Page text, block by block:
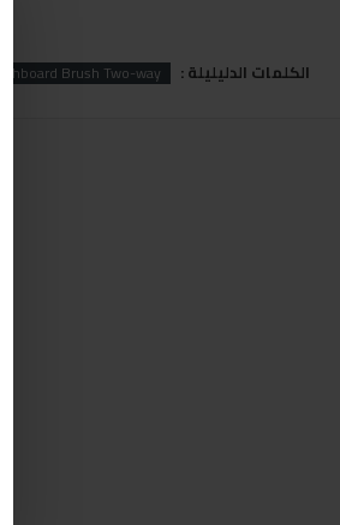
الكلمات الدليليلة : Dashboard Brush Two-way